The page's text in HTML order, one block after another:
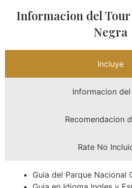
Informacion del
Negra
Incluye
Informacion
Recomendacion
Rate No
Guia del Parque Nacional